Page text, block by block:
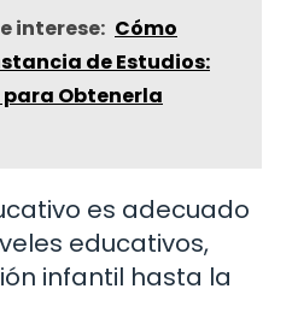
interese: Cómo
de Estudios:
para Obtenerla
es adecuado
educativos,
infantil hasta la